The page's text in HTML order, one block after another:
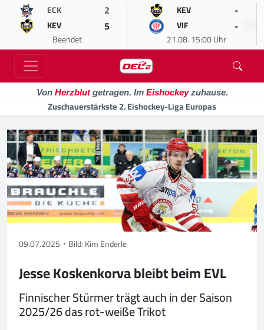
ECK 2
KEV 5
Beendet
KEV -
VIF -
21.08. 15:00 Uhr
Von Herzblutgetragen. Im Eishockeyzuhause.
Zuschauerstärkste 2. Eishockey-Liga Europas
09.07.2025 Bild: Kim Enderle
Jesse Koskenkorva bleibt beim EVL
Finnischer Stürmer trägt auch in der Saison
2025/26 das rot-weiße Trikot